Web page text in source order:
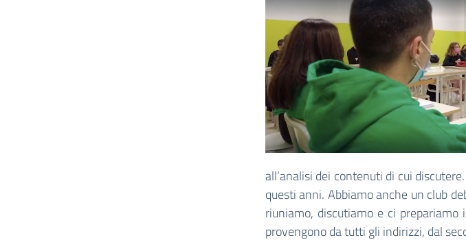
all’analisi dei contenuti di cui
questi anni. Abbiamo anche un club
riuniamo, discutiamo e ci
provengono da tutti gli indirizzi, dal